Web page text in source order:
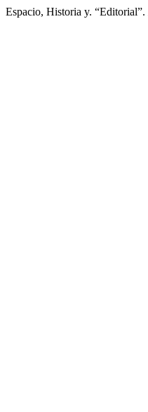
Espacio, Historia y. “Editorial”.